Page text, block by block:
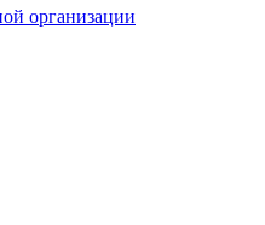
организации